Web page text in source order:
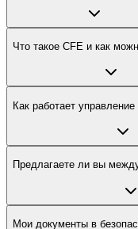
Что такое CFE и как
Как работает
Предлагаете ли вы
Мои документы в